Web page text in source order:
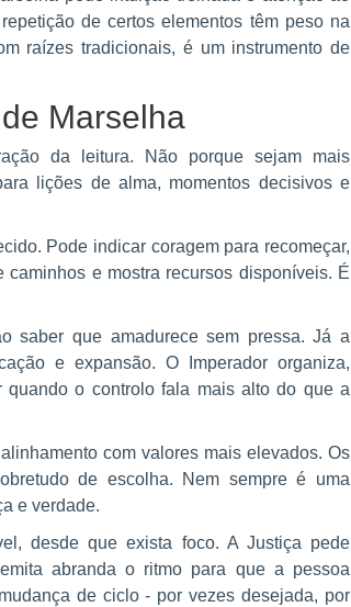
de certos elementos têm peso na
raízes tradicionais, é um instrumento de
Marselha
da leitura. Não porque sejam mais
lições de alma, momentos decisivos e
Pode indicar coragem para recomeçar,
e mostra recursos disponíveis. É
saber que amadurece sem pressa. Já a
e expansão. O Imperador organiza,
quando o controlo fala mais alto do que a
com valores mais elevados. Os
de escolha. Nem sempre é uma
e verdade.
desde que exista foco. A Justiça pede
abranda o ritmo para que a pessoa
de ciclo - por vezes desejada, por